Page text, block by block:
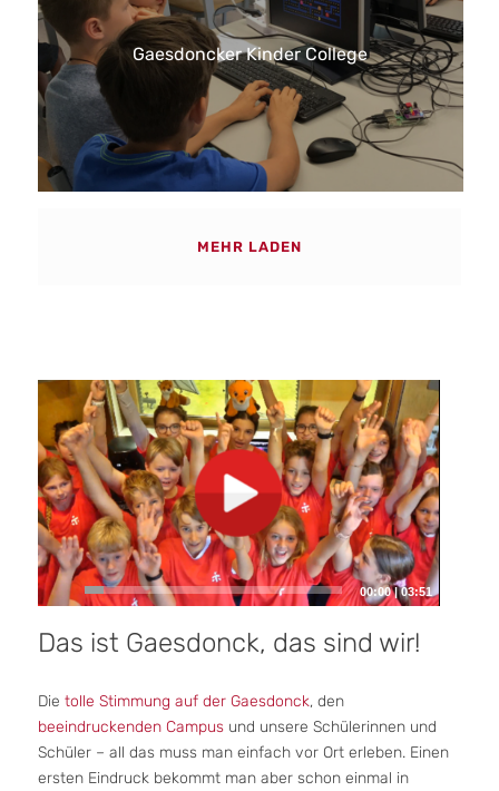
Gaesdoncker Kinder College
MEHR LADEN
00:00|03:51
Das ist Gaesdonck, das sind wir!
Die tolle Stimmung auf der Gaesdonck, den
beeindruckenden Campusund unsere Schülerinnen und
Schüler – all das muss man einfach vor Ort erleben. Einen
ersten Eindruck bekommt man aber schon einmal in